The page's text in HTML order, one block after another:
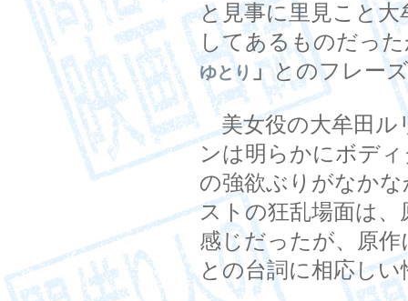
と見事に里見こと大
してあるものだっ
ゆとり 」とのフレー
美女役の大牟田ル
ンは明らかにボデ
の強欲ぶりがなか
ストの狂乱場面は
感じだったが、原
との台詞に相応し